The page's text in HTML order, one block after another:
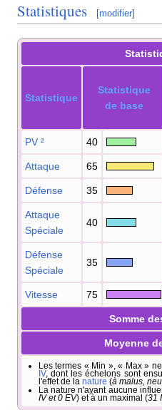
Statistiques [modifier]
Statistique
Statistique
de base
PV ² 40
Attaque 65
Défense 35
Attaque
Spéciale
40
Défense
Spéciale
35
Vitesse 75
Somme
Moyenne
Les termes « Min », « Max »
IV, dont les échelons sont
l'effet de la nature (à malus,
La nature n'ayant aucune
IV et 0 EV) et à un maximal (31